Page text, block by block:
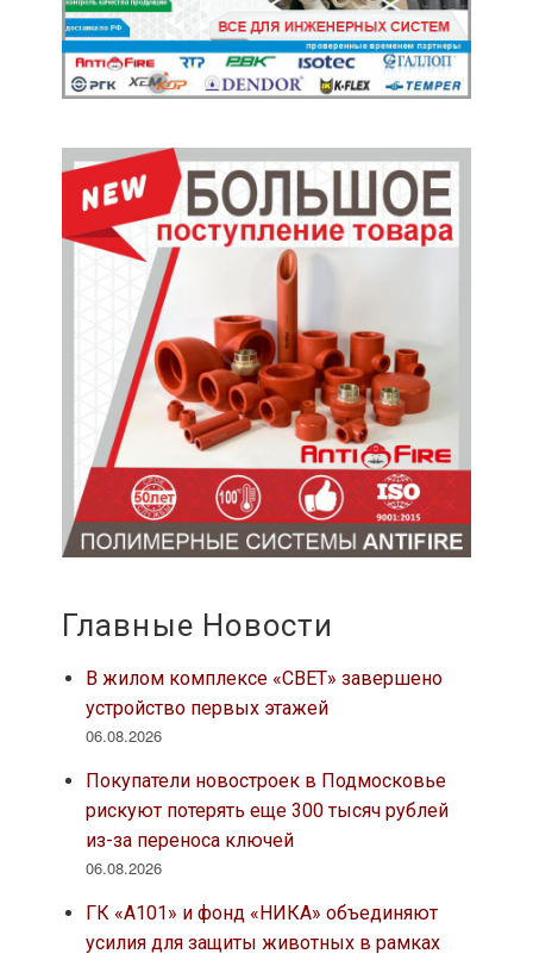
Главные Новости
В жилом комплексе «СВЕТ» завершено
устройство первых этажей
06.08.2026
Покупатели новостроек в Подмосковье
рискуют потерять еще 300 тысяч рублей
из-за переноса ключей
06.08.2026
ГК «А101» и фонд «НИКА» объединяют
усилия для защиты животных в рамках